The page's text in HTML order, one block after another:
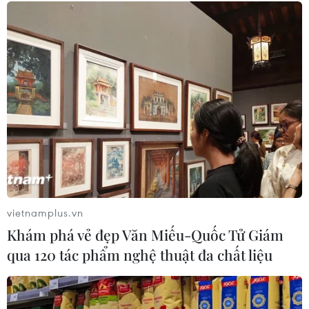
Lễ hóa vàng ngày Tết là
một nghi thức quan trọng
trong phong tục thờ cúng
Tổ tiên của người Việt, thể
hiện đạo lý “Uống nước
nhớ nguồn,” đề cao chữ
hiếu, tri ân nguồn cội.
NGHE
Mỗi dịp Xuân về, rất nhiều
người xếp hàng xin chữ
ông đồ Trần Đình Cường
nhưng không mấy ai biết
rằng, nhà thư pháp này
đã từng tặng chữ cho Bill
Gates, nhân dịp vị tỷ phú
sang thăm Việt Nam.
NGHE
vietnamplus.vn
Khám phá vẻ đẹp Văn Miếu-Quốc Tử Giám
qua 120 tác phẩm nghệ thuật đa chất liệu